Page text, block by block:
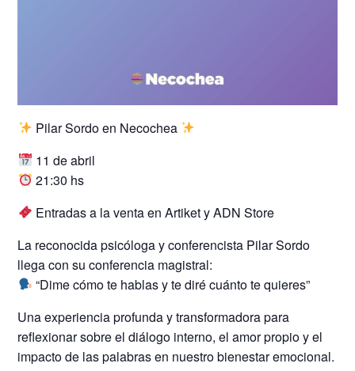
Pilar Sordo en Necochea
11 de abril
21:30 hs
Entradas a la venta en Artiket y ADN Store
La reconocida psicóloga y conferencista Pilar Sordo
llega con su conferencia magistral:
“Dime cómo te hablas y te diré cuánto te quieres”
Una experiencia profunda y transformadora para
reflexionar sobre el diálogo interno, el amor propio y el
impacto de las palabras en nuestro bienestar emocional.